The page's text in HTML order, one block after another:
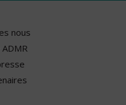
nous